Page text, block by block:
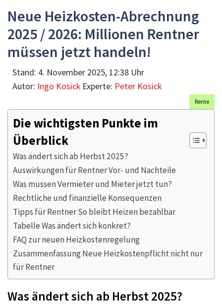
Neue Heizkosten-Abrechnung
2025 / 2026: Millionen Rentner
müssen jetzt handeln!
Stand: 4. November 2025, 12:38 Uhr
Autor: Ingo Kosick Experte: Peter Kosick
Rente
Die wichtigsten Punkte im
Überblick
Was ändert sich ab Herbst 2025?
Auswirkungen für Rentner Vor- und Nachteile
Was müssen Vermieter und Mieter jetzt tun?
Rechtliche und finanzielle Konsequenzen
Tipps für Rentner So bleibt Heizen bezahlbar
Tabelle Was ändert sich konkret?
FAQ zur neuen Heizkostenregelung
Zusammenfassung Neue Heizkostenpflicht nicht nur
für Rentner
Was ändert sich ab Herbst 2025?